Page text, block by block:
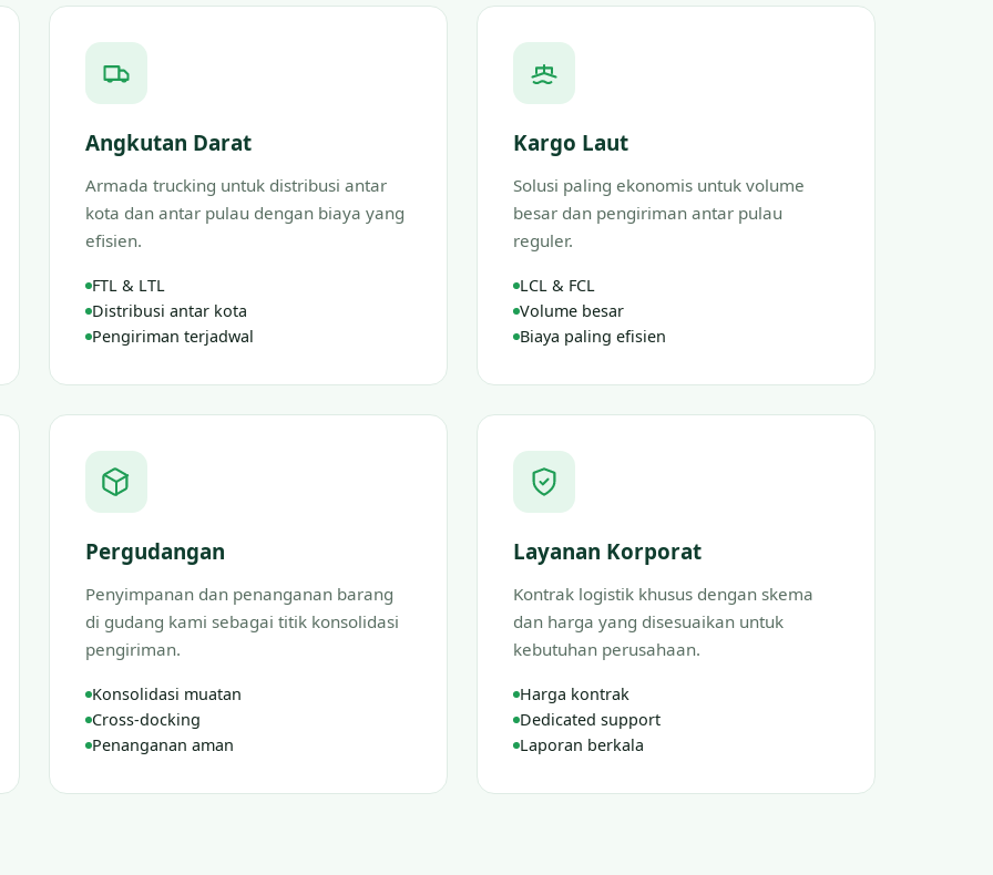
Angkutan Darat
Armada trucking untuk distribusi antar
kota dan antar pulau dengan biaya yang
efisien.
FTL & LTL
Distribusi antar kota
Pengiriman terjadwal
Kargo Laut
Solusi paling ekonomis untuk volume
besar dan pengiriman antar pulau
reguler.
LCL & FCL
Volume besar
Biaya paling efisien
Pergudangan
Penyimpanan dan penanganan barang
di gudang kami sebagai titik konsolidasi
pengiriman.
Konsolidasi muatan
Cross-docking
Penanganan aman
Layanan Korporat
Kontrak logistik khusus dengan skema
dan harga yang disesuaikan untuk
kebutuhan perusahaan.
Harga kontrak
Dedicated support
Laporan berkala